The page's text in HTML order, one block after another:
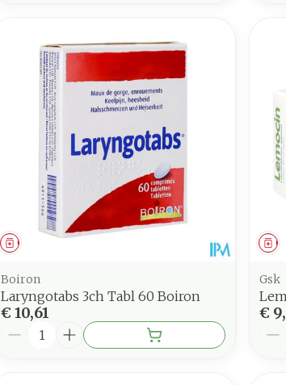
Geneesmiddel
Boiron
Laryngotabs 3ch Tabl 60 Boiron
€ 10,61
Aantal
Gsk
€